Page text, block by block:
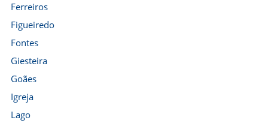
Ferreiros
Figueiredo
Fontes
Giesteira
Goães
Igreja
Lago